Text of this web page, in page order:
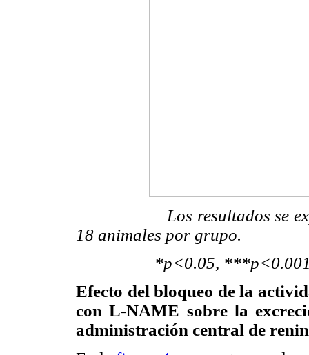
Los resultados se
18 animales por grupo.
*p<0.05, ***p<0.001,
Efecto del bloqueo de la
con L-NAME sobre la
administración central de